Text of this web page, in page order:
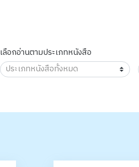
เลือกอ่านตามประเภทหนังสือ